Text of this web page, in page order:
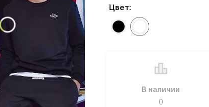
Цвет:
В наличии
0